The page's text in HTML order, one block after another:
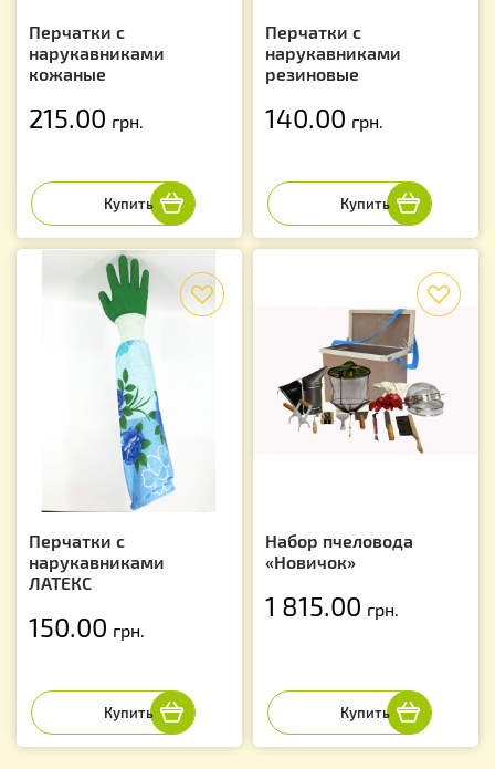
Перчатки с
нарукавниками
кожаные
215.00 грн.
Перчатки с
нарукавниками
резиновые
140.00 грн.
Перчатки с
нарукавниками
ЛАТЕКС
150.00 грн.
Набор пчеловода
«Новичок»
1 815.00 грн.